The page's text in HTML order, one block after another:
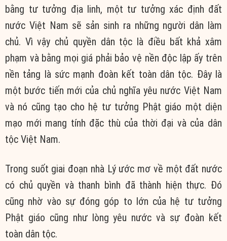
bằng tư tưởng địa linh, một tư tưởng xác định đất
nước Việt Nam sẽ sản sinh ra những người dân làm
chủ. Vì vậy chủ quyền dân tộc là điều bất khả xâm
phạm và bằng mọi giá phải bảo vệ nền độc lập ấy trên
nền tảng là sức mạnh đoàn kết toàn dân tộc. Đây là
một bước tiến mới của chủ nghĩa yêu nước Việt Nam
và nó cũng tạo cho hệ tư tưởng Phật giáo một diện
mạo mới mang tính đặc thù của thời đại và của dân
tộc Việt Nam.
Trong suốt giai đoạn nhà Lý ước mơ về một đất nước
có chủ quyền và thanh bình đã thành hiện thực. Đó
cũng nhờ vào sự đóng góp to lớn của hệ tư tưởng
Phật giáo cũng như lòng yêu nước và sự đoàn kết
toàn dân tộc.